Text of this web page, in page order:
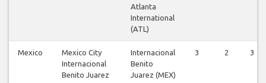
Atlanta
International
(ATL)
Mexico
Mexico City
Internacional
Benito Juarez
Internacional
Benito
Juarez (MEX)
3 2 3